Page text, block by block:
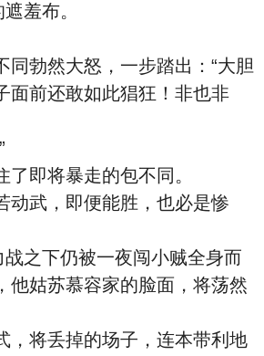
羞布。
同勃然大怒，一步踏出：“大胆
面前还敢如此猖狂！非也非
即将暴走的包不同。
动武，即便能胜，也必是惨
战之下仍被一夜闯小贼全身而
他姑苏慕容家的脸面，将荡然
，将丢掉的场子，连本带利地